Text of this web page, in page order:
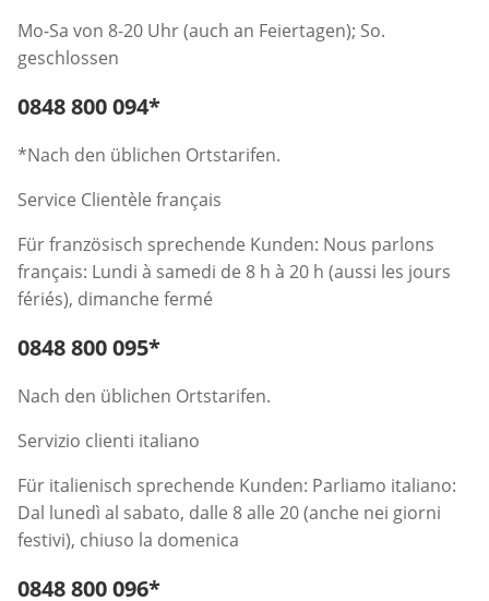
Mo-Sa von 8-20 Uhr (auch an Feiertagen); So.
geschlossen
Telefonnummer:
0848 800 094*
*Nach den üblichen Ortstarifen.
Service Clientèle français
Für französisch sprechende Kunden: Nous parlons
français: Lundi à samedi de 8 h à 20 h (aussi les jours
fériés), dimanche fermé
Telefonnummer:
0848 800 095*
Nach den üblichen Ortstarifen.
Servizio clienti italiano
Für italienisch sprechende Kunden: Parliamo italiano:
Dal lunedì al sabato, dalle 8 alle 20 (anche nei giorni
festivi), chiuso la domenica
Telefonnummer:
0848 800 096*